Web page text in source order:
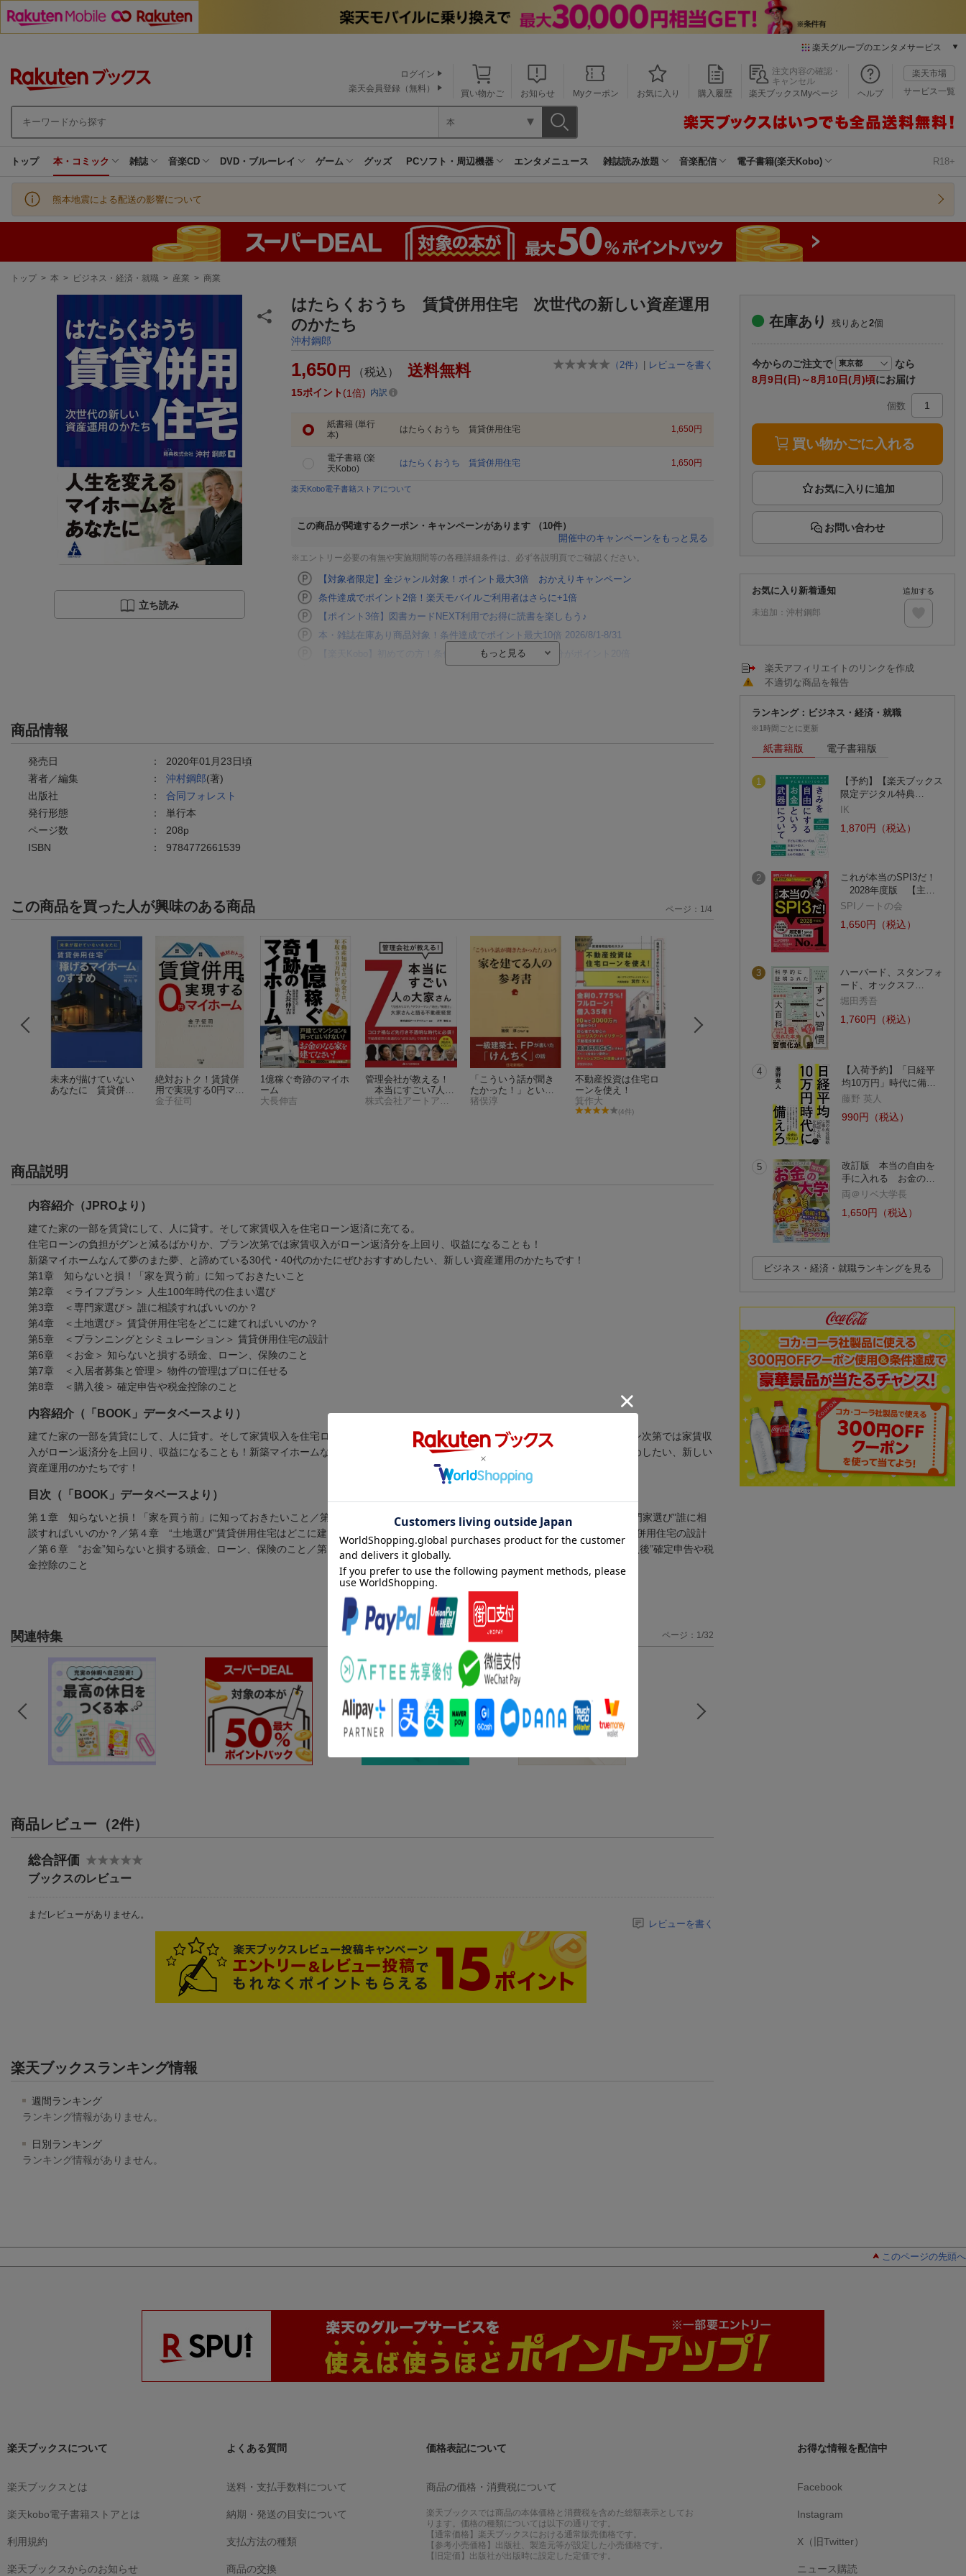
楽天グループのエンタメサービス
本/ゲーム/CD/DVD
楽天ブックス
楽天Kobo
楽天チケット
エンタメニュース
推し楽
買い物かご お知らせ Myクーポン お気に入り 購入履歴
注文内容の確認・
キャンセル
楽天ブックスMyページ
ヘルプ
楽天市場
サービス一覧
ログイン
楽天会員登録（無料）
本
トップ 本・コミック 雑誌 音楽CD DVD・ブルーレイ ゲーム グッズ PCソフト・周辺機器 エンタメニュース 雑誌読み放題 音楽配信 電子書籍(楽天Kobo) R18+
熊本地震による配送の影響について
現
トップ > 本 > ビジネス・経済・就職 > 産業 > 商業
立ち読み
はたらくおうち 賃貸併用住宅 次世代の新しい資産運用
のかたち
沖村鋼郎
（ 2件） | レビューを書く
1,650 円 （税込） 送料無料
15ポイント 1倍 内訳
紙書籍 (単行
本)
はたらくおうち 賃貸併用住宅 1,650円
電子書籍 (楽
天Kobo)
はたらくおうち 賃貸併用住宅 1,650円
楽天Kobo電子書籍ストアについて
この商品が関連するクーポン・キャンペーンがあります
（10件）
開催中のキャンペーンをもっと見る
※エントリー必要の有無や実施期間等の各種詳細条件は、必ず各説明頁でご確認ください。
【対象者限定】全ジャンル対象！ポイント最大3倍 おかえりキャンペーン
条件達成でポイント2倍！楽天モバイルご利用者はさらに+1倍
【ポイント3倍】図書カードNEXT利用でお得に読書を楽しもう♪
本・雑誌在庫あり商品対象！条件達成でポイント最大10倍 2026/8/1-8/31
【楽天Kobo】初めての方！条件達成で楽天ブックス購入分がポイント20倍
商品情報
発売日 ： 2020年01月23日頃
著者／編集
： 沖村鋼郎(著)
出版社
： 合同フォレスト
発行形態
： 単行本
ページ数
： 208p
ISBN
： 9784772661539
この商品を買った人が興味のある商品
未来が描けていない
あなたに 賃貸併用
絶対おトク！賃貸併
用で実現する0円マイ
ホーム
金子征司
1億稼ぐ奇跡のマイホ
ーム
大長伸吉
管理会社が教える！
本当にすごい7人の
大家さん
「こういう話が聞き
たかった！」という
家を建てる人の参考
猪俣淳
不動産投資は住宅ロ
ーンを使え！
箕作大
(4件)
山王が教える 1円不動
産投資
永野 彰一
(8件)
住む人・貸す人
くる人 三方よ
ページ： 1/4
商品説明
内容紹介（JPROより）
建てた家の一部を賃貸にして、人に貸す。そして家賃収入を住宅ローン返済に充てる。
住宅ローンの負担がグンと減るばかりか、プラン次第では家賃収入がローン返済分を上回り、収益になることも！
新築マイホームなんて夢のまた夢、と諦めている30代・40代のかたにぜひおすすめしたい、新しい資産運用のかたちです！
第1章 知らないと損！「家を買う前」に知っておきたいこと
第2章 ＜ライフプラン＞ 人生100年時代の住まい選び
第3章 ＜専門家選び＞ 誰に相談すればいいのか？
第4章 ＜土地選び＞ 賃貸併用住宅をどこに建てればいいのか？
第5章 ＜プランニングとシミュレーション＞ 賃貸併用住宅の設計
第6章 ＜お金＞ 知らないと損する頭金、ローン、保険のこと
第7章 ＜入居者募集と管理＞ 物件の管理はプロに任せる
第8章 ＜購入後＞ 確定申告や税金控除のこと
内容紹介（「BOOK」データベースより）
建てた家の一部を賃貸にして、人に貸す。そして家賃収入を住宅ローン返済に充てる。住宅ローンの負担がグンと減るばかりか、プラン次第では家賃収
入がローン返済分を上回り、収益になることも！新築マイホームなんて夢のまた夢、と諦めている３０代・４０代のかたにぜひおすすめしたい、新しい
資産運用のかたちです！
目次（「BOOK」データベースより）
第１章 知らないと損！「家を買う前」に知っておきたいこと／第２章 “ライフプラン”人生１００年時代の住まい選び／第３章 “専門家選び”誰に相
談すればいいのか？／第４章 “土地選び”賃貸併用住宅はどこに建てればいいのか？／第５章 “プランニングとシミュレーション”賃貸併用住宅の設計
／第６章 “お金”知らないと損する頭金、ローン、保険のこと／第７章 “入居者募集と管理”物件の管理はプロに任せる／第８章 “購入後”確定申告や税
金控除のこと
関連特集 ページ：1/32
商品レビュー（2件）
総合評価
ブックスのレビュー
まだレビューがありません。
レビューを書く
楽天ブックスランキング情報
週間ランキング
ランキング情報がありません。
日別ランキング
ランキング情報がありません。
在庫あり 残りあと 2個
今からのご注文で
なら
8月9日(日)～8月10日(月)頃にお届け
個数
買い物かごに入れる
お問い合わせ
お気に入り新着通知
未追加： 沖村鋼郎
追加する
楽天アフィリエイトのリンクを作成
不適切な商品を報告
ランキング：ビジネス・経済・就職
※1時間ごとに更新
紙書籍版 電子書籍版
1
【予約】【楽天ブックス
限定デジタル特典…
IK
1,870円（税込）
2
これが本当のSPI3だ！
2028年度版 【主…
SPIノートの会
1,650円（税込）
3
ハーバード、スタンフォ
ード、オックスフ…
堀田秀吾
1,760円（税込）
4
【入荷予約】「日経平
均10万円」時代に備…
藤野 英人
990円（税込）
5
改訂版 本当の自由を
手に入れる お金の…
両＠リベ大学長
1,650円（税込）
ビジネス・経済・就職ランキングを見る
このページの先頭へ
楽天ブックスについて
楽天ブックスとは
楽天kobo電子書籍ストアとは
利用規約
楽天ブックスからのお知らせ
よくある質問
送料・支払手数料について
納期・発送の目安について
支払方法の種類
商品の交換
価格表記について
商品の価格・消費税について
楽天ブックスでは商品の本体価格と消費税を含めた総額表示としてお
ります。価格の種類については以下の通りです。
【通常価格】楽天ブックスにおける通常販売価格です。
【参考小売価格】出版社、製造元等が設定した小売価格です。
【旧定価】出版社が出版時に設定した定価です。
お得な情報を配信中
Facebook
Instagram
X（旧Twitter）
ニュース購読